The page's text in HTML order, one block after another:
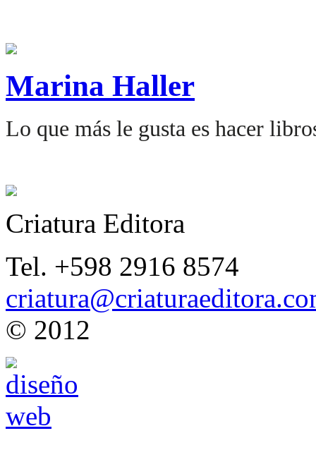
Marina Haller
Lo que más le gusta es hacer
Criatura Editora
Tel. +598 2916 8574
© 2012